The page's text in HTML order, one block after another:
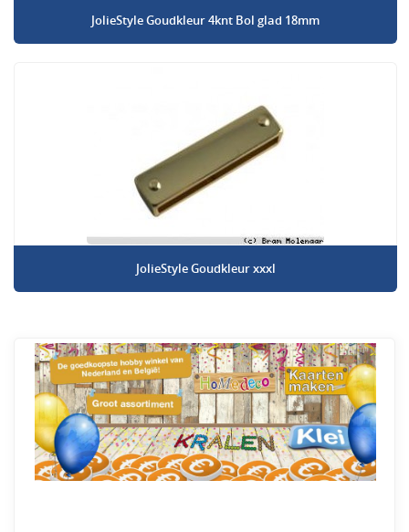
JolieStyle Goudkleur 4knt Bol glad 18mm
JolieStyle Goudkleur xxxl